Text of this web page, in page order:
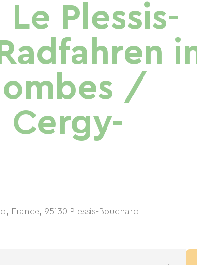
Plessis-
/
Cergy-
France, 95130 Plessis-Bouchard